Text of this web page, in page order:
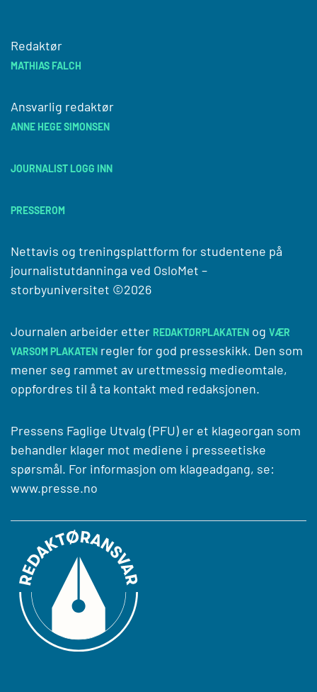
Redaktør
MATHIAS FALCH
Ansvarlig redaktør
ANNE HEGE SIMONSEN
JOURNALIST LOGG INN
PRESSEROM
Nettavis og treningsplattform for studentene på
journalistutdanninga ved OsloMet –
storbyuniversitet ©2026
Journalen arbeider etter REDAKTØRPLAKATEN og VÆR
VARSOM PLAKATEN regler for god presseskikk. Den som
mener seg rammet av urettmessig medieomtale,
oppfordres til å ta kontakt med redaksjonen.
Pressens Faglige Utvalg (PFU) er et klageorgan som
behandler klager mot mediene i presseetiske
spørsmål. For informasjon om klageadgang, se:
www.presse.no